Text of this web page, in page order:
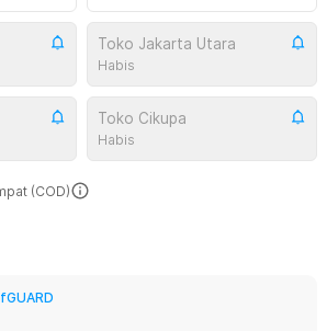
Toko Jakarta Utara
Habis
Toko Cikupa
Habis
(COD)